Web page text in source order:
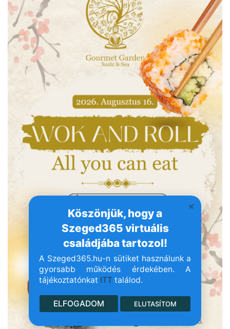
Köszönjük, hogy a
Szeged365 virtuális
családjába tartozol!
A Szeged365.hu-n sütiket használunk a
gyorsabb működés érdekében. A
tájékoztatónkat ITT találod.
ELFOGADOM ELUTASÍTOM